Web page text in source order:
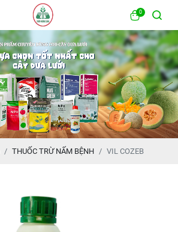
0
THUỐC TRỪ NẤM BỆNH VIL COZEB